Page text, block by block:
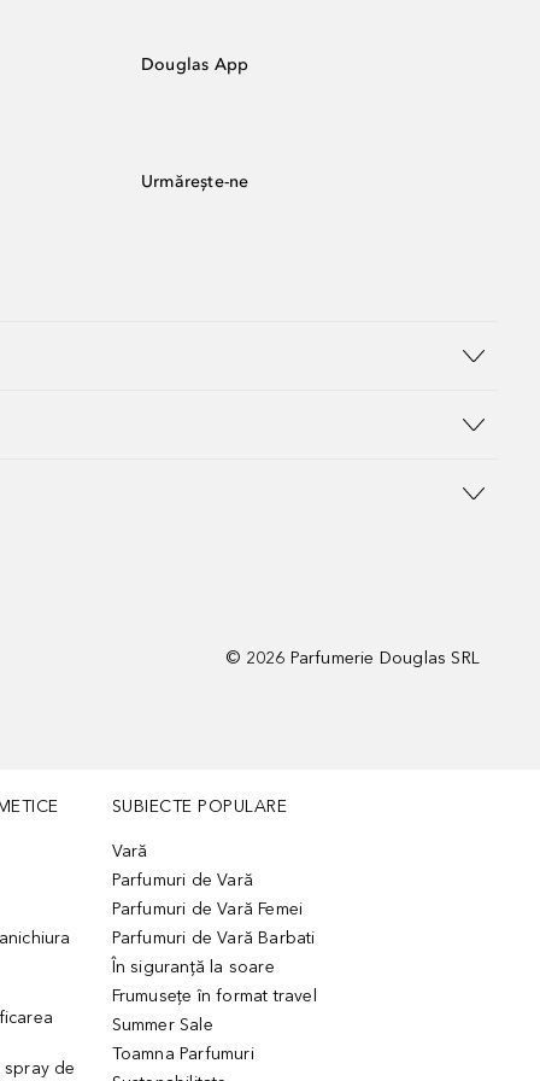
Douglas App
Urmărește-ne
© 2026 Parfumerie Douglas SRL
spray de
SUBIECTE POPULARE
Vară
Parfumuri de Vară
Parfumuri de Vară Femei
Parfumuri de Vară Barbati
În siguranță la soare
Frumusețe în format travel
Summer Sale
Toamna Parfumuri